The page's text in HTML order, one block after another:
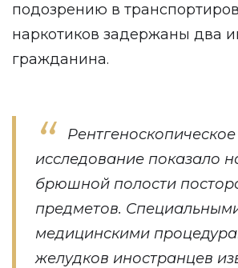
подозрению в
наркотиков задержаны два
гражданина.
Рентгеноскопическое
исследование показало
брюшной полости
предметов.
медицинскими
желудков иностранцев